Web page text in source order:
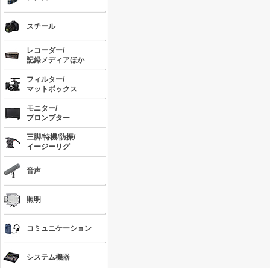
スチール
レコーダー/
記録メディアほか
フィルター/
マットボックス
モニター/
プロンプター
三脚/特機/防振/
イージーリグ
音声
照明
コミュニケーション
システム機器